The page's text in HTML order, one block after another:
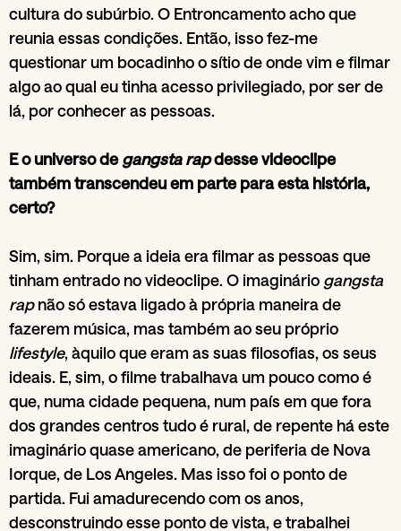
cultura do subúrbio. O Entroncamento acho que
reunia essas condições. Então, isso fez-me
questionar um bocadinho o sítio de onde vim e filmar
algo ao qual eu tinha acesso privilegiado, por ser de
lá, por conhecer as pessoas.
E o universo degangsta rapdesse videoclipe
também transcendeu em parte para esta história,
certo?
Sim, sim. Porque a ideia era filmar as pessoas que
tinham entrado no videoclipe. O imaginário gangsta
rapnão só estava ligado à própria maneira de
fazerem música, mas também ao seu próprio
lifestyle, àquilo que eram as suas filosofias, os seus
ideais. E, sim, o filme trabalhava um pouco como é
que, numa cidade pequena, num país em que fora
dos grandes centros tudo é rural, de repente há este
imaginário quase americano, de periferia de Nova
Iorque, de Los Angeles. Mas isso foi o ponto de
partida. Fui amadurecendo com os anos,
desconstruindo esse ponto de vista, e trabalhei